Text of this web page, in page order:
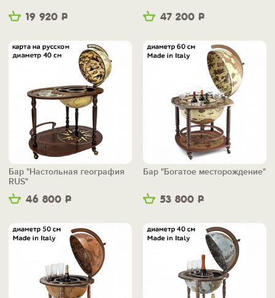
19 920 Р 47 200 Р
46 800 Р
Бар "Настольная география
RUS"
53 800 Р
Бар "Богатое месторождение"